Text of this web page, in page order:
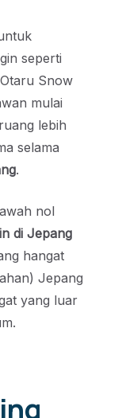
seperti
Snow
mulai
lebih
selama
.
nol
di Jepang
hangat
Jepang
yang luar